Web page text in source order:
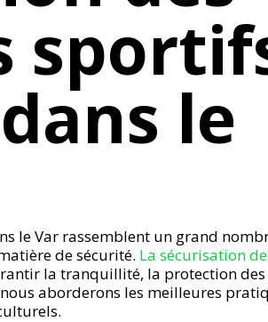
le
le Var rassemblent un grand
de sécurité. La sécurisation
la tranquillité, la protection des
aborderons les meilleures